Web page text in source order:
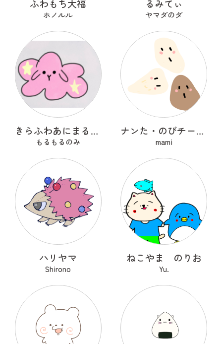
ふわもち大福
ホノルル
るみてぃ
ヤマダのダ
きらふわあにまるふれんず
もるもるのみ
ナンた・のびチー・ショコナン
mami
ハリヤマ
Shirono
ねこやま のりお
Yu.